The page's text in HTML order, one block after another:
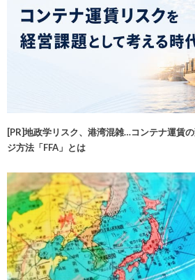
[PR]地政学リスク、港湾混雑…コンテナ運賃
ジ方法「FFA」とは